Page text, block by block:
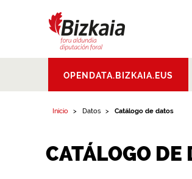
Aldundia.Diputacion
Foral de Bizkaia
OPENDATA.BIZKAIA.EUS
Inicio Datos Catálogo de datos
CATÁLOGO DE